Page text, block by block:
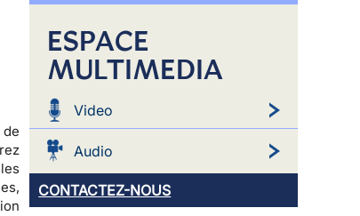
ESPACE
MULTIMEDIA
Video
Audio
CONTACTEZ-NOUS